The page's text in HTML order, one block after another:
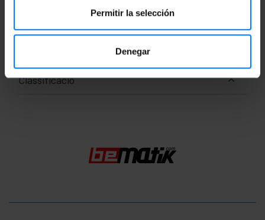
Permitir la selección
Denegar
Fitxa de producte 1
Classificació